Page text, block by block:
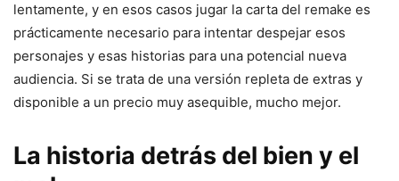
lentamente, y en esos casos jugar la carta del remake es
prácticamente necesario para intentar despejar esos
personajes y esas historias para una potencial nueva
audiencia. Si se trata de una versión repleta de extras y
disponible a un precio muy asequible, mucho mejor.
La historia detrás del bien y el